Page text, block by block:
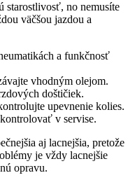
no nemusíte
väčšou jazdou a
a funkčnosť
vhodným olejom.
doštičiek.
upevnenie kolies.
v servise.
aj lacnejšia, pretože
je vždy lacnejšie
opravu.